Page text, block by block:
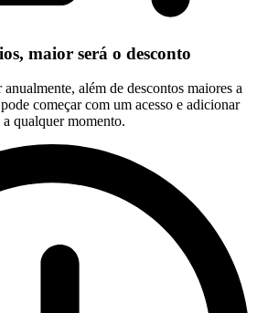
maior será o desconto
além de descontos maiores a
começar com um acesso e adicionar
qualquer momento.